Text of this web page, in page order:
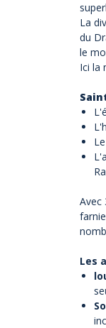
La
du
le
Ici la
Avec
Les